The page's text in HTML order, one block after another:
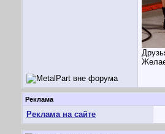
Реклама
Реклама на сайте